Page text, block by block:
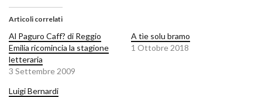
Articoli correlati
Al Paguro Caff? di Reggio
Emilia ricomincia la stagione
letteraria
3 Settembre 2009
A tìe solu bramo
1 Ottobre 2018
Luigi Bernardi